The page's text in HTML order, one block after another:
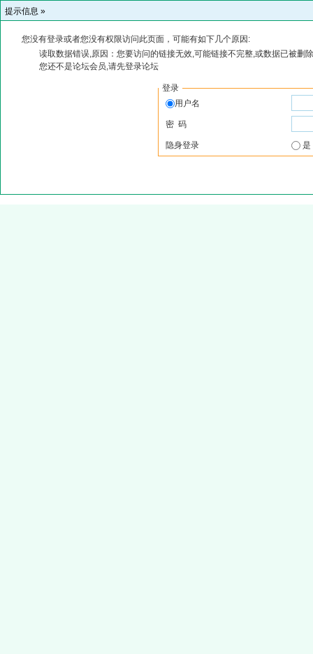
提示信息 »
您没有登录或者您没有权限访问此页面，可能有如下几个原因:
读取数据错误,原因：您要访问的链接无效,可能链接不完整,或数据已被删
您还不是论坛会员,请先登录论坛
登录
用户名
密 码
隐身登录